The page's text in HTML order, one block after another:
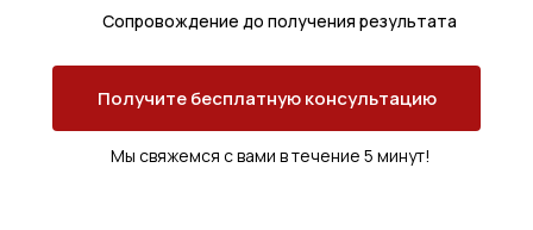
Получите бесплатную консультацию
Мы свяжемся с вами в течение 5 минут!
Сопровождение до получения результата